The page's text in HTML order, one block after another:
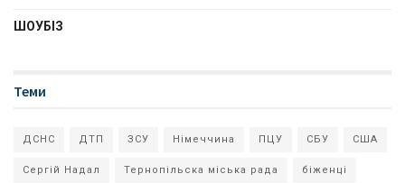
ШОУБІЗ
Теми
ДСНС ДТП ЗСУ Німеччина ПЦУ СБУ США
Сергій Надал Тернопільска міська рада біженці